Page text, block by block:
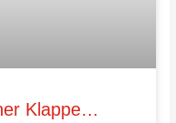
Klappe…